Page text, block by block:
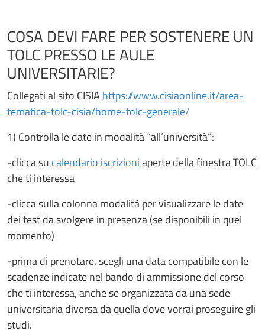
COSA DEVI FARE PER SOSTENERE UN
TOLC PRESSO LE AULE
UNIVERSITARIE?
Collegati al sito CISIAhttps://www.cisiaonline.it/area-
tematica-tolc-cisia/home-tolc-generale/
1) Controlla le date in modalità “all’università”:
-clicca su calendario iscrizioniaperte della finestra TOLC
che ti interessa
-clicca sulla colonna modalità per visualizzare le date
dei test da svolgere in presenza (se disponibili in quel
momento)
-prima di prenotare, scegli una data compatibile con le
scadenze indicate nel bando di ammissione del corso
che ti interessa, anche se organizzata da una sede
universitaria diversa da quella dove vorrai proseguire gli
studi.